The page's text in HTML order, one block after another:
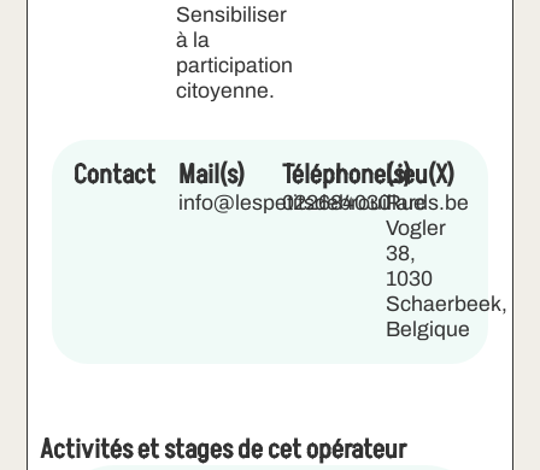
Sensibiliser
à la
participation
citoyenne.
Contact Mail(s)
info@lespetitsdebrouillards.be
Téléphone(s)
022684030
Lieu(X)
Rue
Vogler
38,
1030
Schaerbeek,
Belgique
Activités et stages de cet opérateur